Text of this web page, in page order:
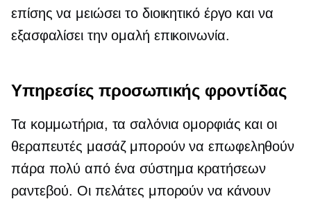
επίσης να μειώσει το διοικητικό έργο και να
εξασφαλίσει την ομαλή επικοινωνία.
Υπηρεσίες προσωπικής φροντίδας
Τα κομμωτήρια, τα σαλόνια ομορφιάς και οι
θεραπευτές μασάζ μπορούν να επωφεληθούν
πάρα πολύ από ένα σύστημα κρατήσεων
ραντεβού. Οι πελάτες μπορούν να κάνουν